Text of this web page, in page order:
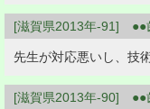
[滋賀県2013年-91]
先生が対応悪いし、技
[滋賀県2013年-90]